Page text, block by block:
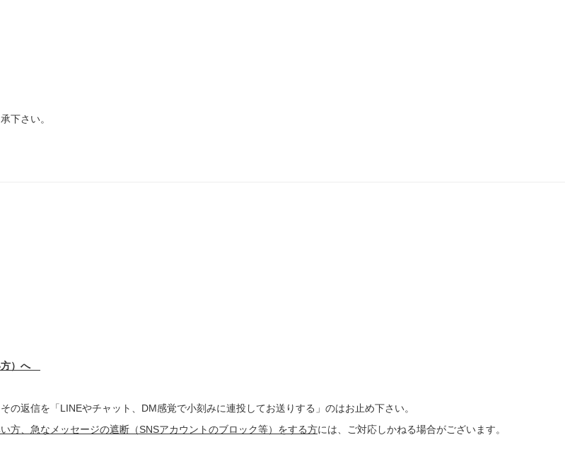
下さい。
方）へ
返信を「LINEやチャット、DM感覚で小刻みに連投してお送りする」のはお止め下さい。
方、急なメッセージの遮断（SNSアカウントのブロック等）をする方には、ご対応しかねる場合がございます。